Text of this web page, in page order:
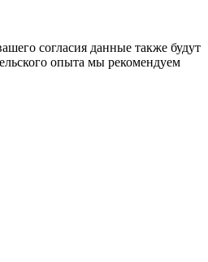
согласия данные также будут
опыта мы рекомендуем